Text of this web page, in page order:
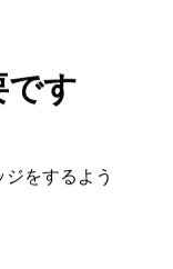
です
をするよう